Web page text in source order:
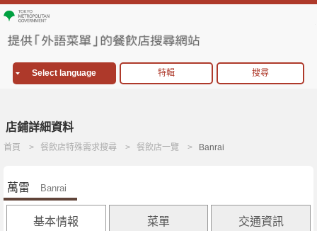
Select language 特輯 搜尋
店鋪詳細資料
首頁 餐飲店特殊需求搜尋 餐飲店一覽 Banrai
萬雷 Banrai
基本情報 菜單 交通資訊